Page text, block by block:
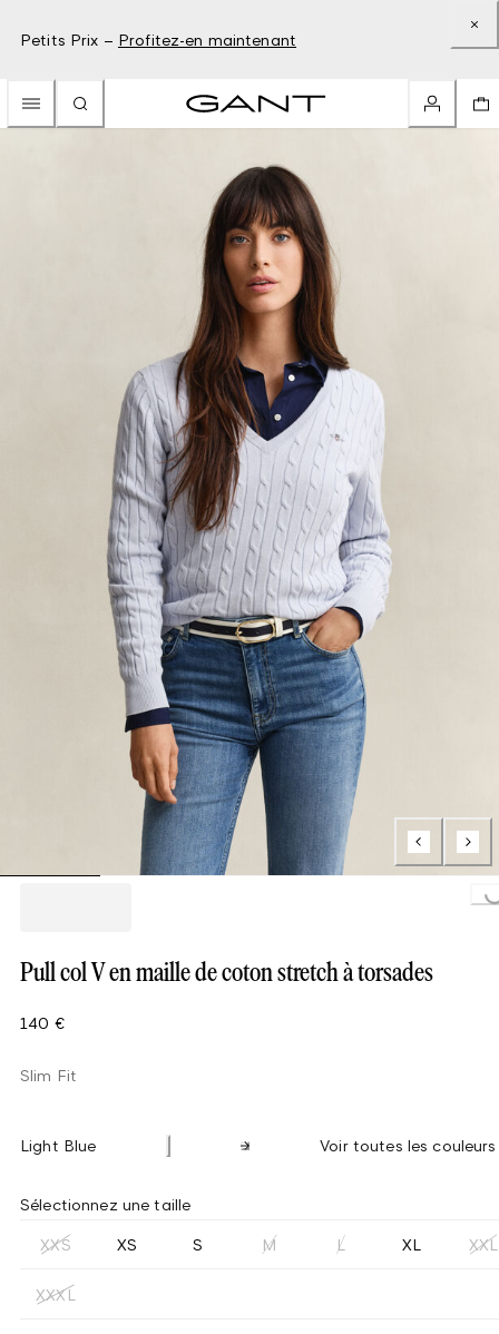
Petits Prix – Profitez-en maintenant
Loading...
Pull col V en maille de coton stretch à torsades
140 €
Slim Fit
Light Blue Voir toutes les couleurs
Sélectionnez une taille
XXS XS S M L XL XXL
XXXL